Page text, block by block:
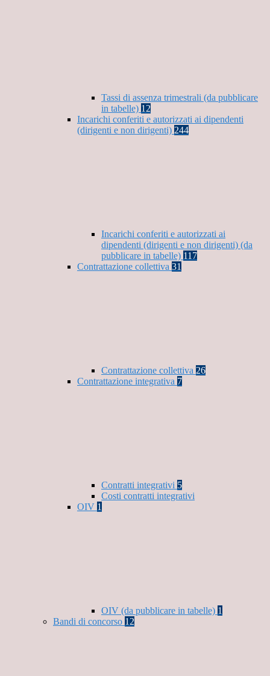
Tassi di assenza trimestrali (da pubblicare
in tabelle) 12
Incarichi conferiti e autorizzati ai dipendenti
(dirigenti e non dirigenti) 244
Incarichi conferiti e autorizzati ai
dipendenti (dirigenti e non dirigenti) (da
pubblicare in tabelle) 117
Contrattazione collettiva 31
Contrattazione collettiva 26
Contrattazione integrativa 7
Contratti integrativi 5
Costi contratti integrativi
OIV 1
OIV (da pubblicare in tabelle) 1
Bandi di concorso 12